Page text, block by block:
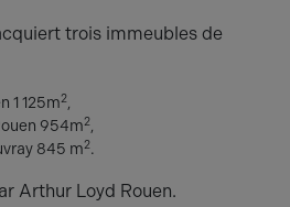
trois immeubles de
1 125m2,
954m2,
845 m2.
Arthur Loyd Rouen.